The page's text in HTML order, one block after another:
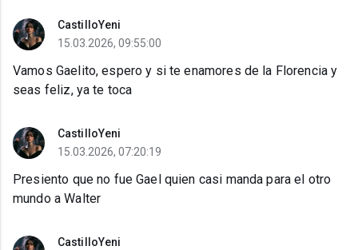
CastilloYeni
15.03.2026, 09:55:00
Vamos Gaelito, espero y si te enamores de la Florencia y
seas feliz, ya te toca
CastilloYeni
15.03.2026, 07:20:19
Presiento que no fue Gael quien casi manda para el otro
mundo a Walter
CastilloYeni